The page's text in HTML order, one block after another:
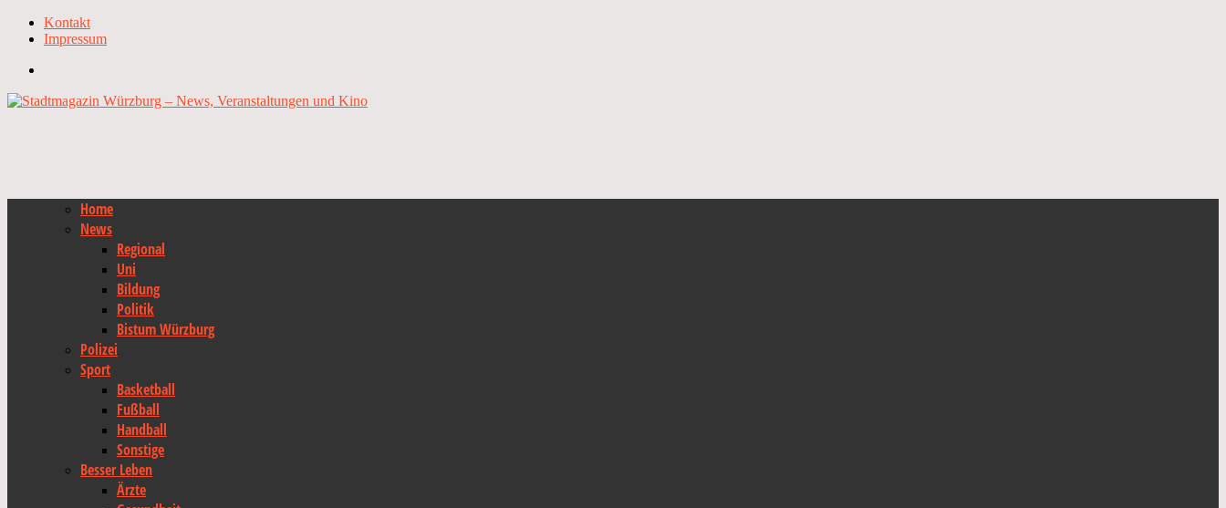
Kontakt
Impressum
Home
News
Regional
Uni
Bildung
Politik
Bistum Würzburg
Polizei
Sport
Basketball
Fußball
Handball
Sonstige
Besser Leben
Ärzte